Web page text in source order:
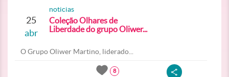
25
abr
noticias
Coleção Olhares de
Liberdade do grupo Oliwer...
O Grupo Oliwer Martino, liderado...
8